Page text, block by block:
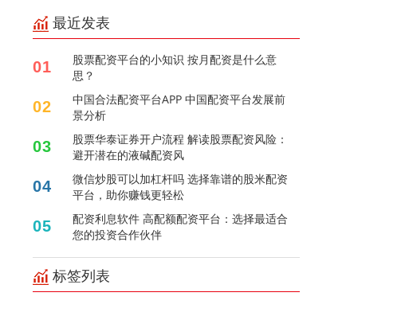
最近发表
01
股票配资平台的小知识 按月配资是什么意
思？
02
中国合法配资平台APP 中国配资平台发展前
景分析
03
股票华泰证券开户流程 解读股票配资风险：
避开潜在的液碱配资风
04
微信炒股可以加杠杆吗 选择靠谱的股米配资
平台，助你赚钱更轻松
05
配资利息软件 高配额配资平台：选择最适合
您的投资合作伙伴
标签列表